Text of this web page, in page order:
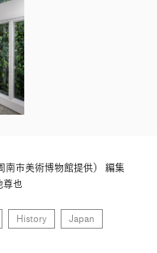
南市美術博物館提供） 編集
尊也
History Japan